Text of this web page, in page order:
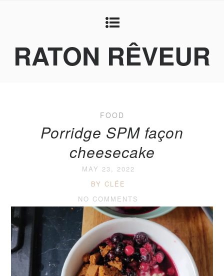
RATON RÊVEUR
FOOD
Porridge SPM façon
cheesecake
MAY 23, 2022
BY CLÉE
NO COMMENTS